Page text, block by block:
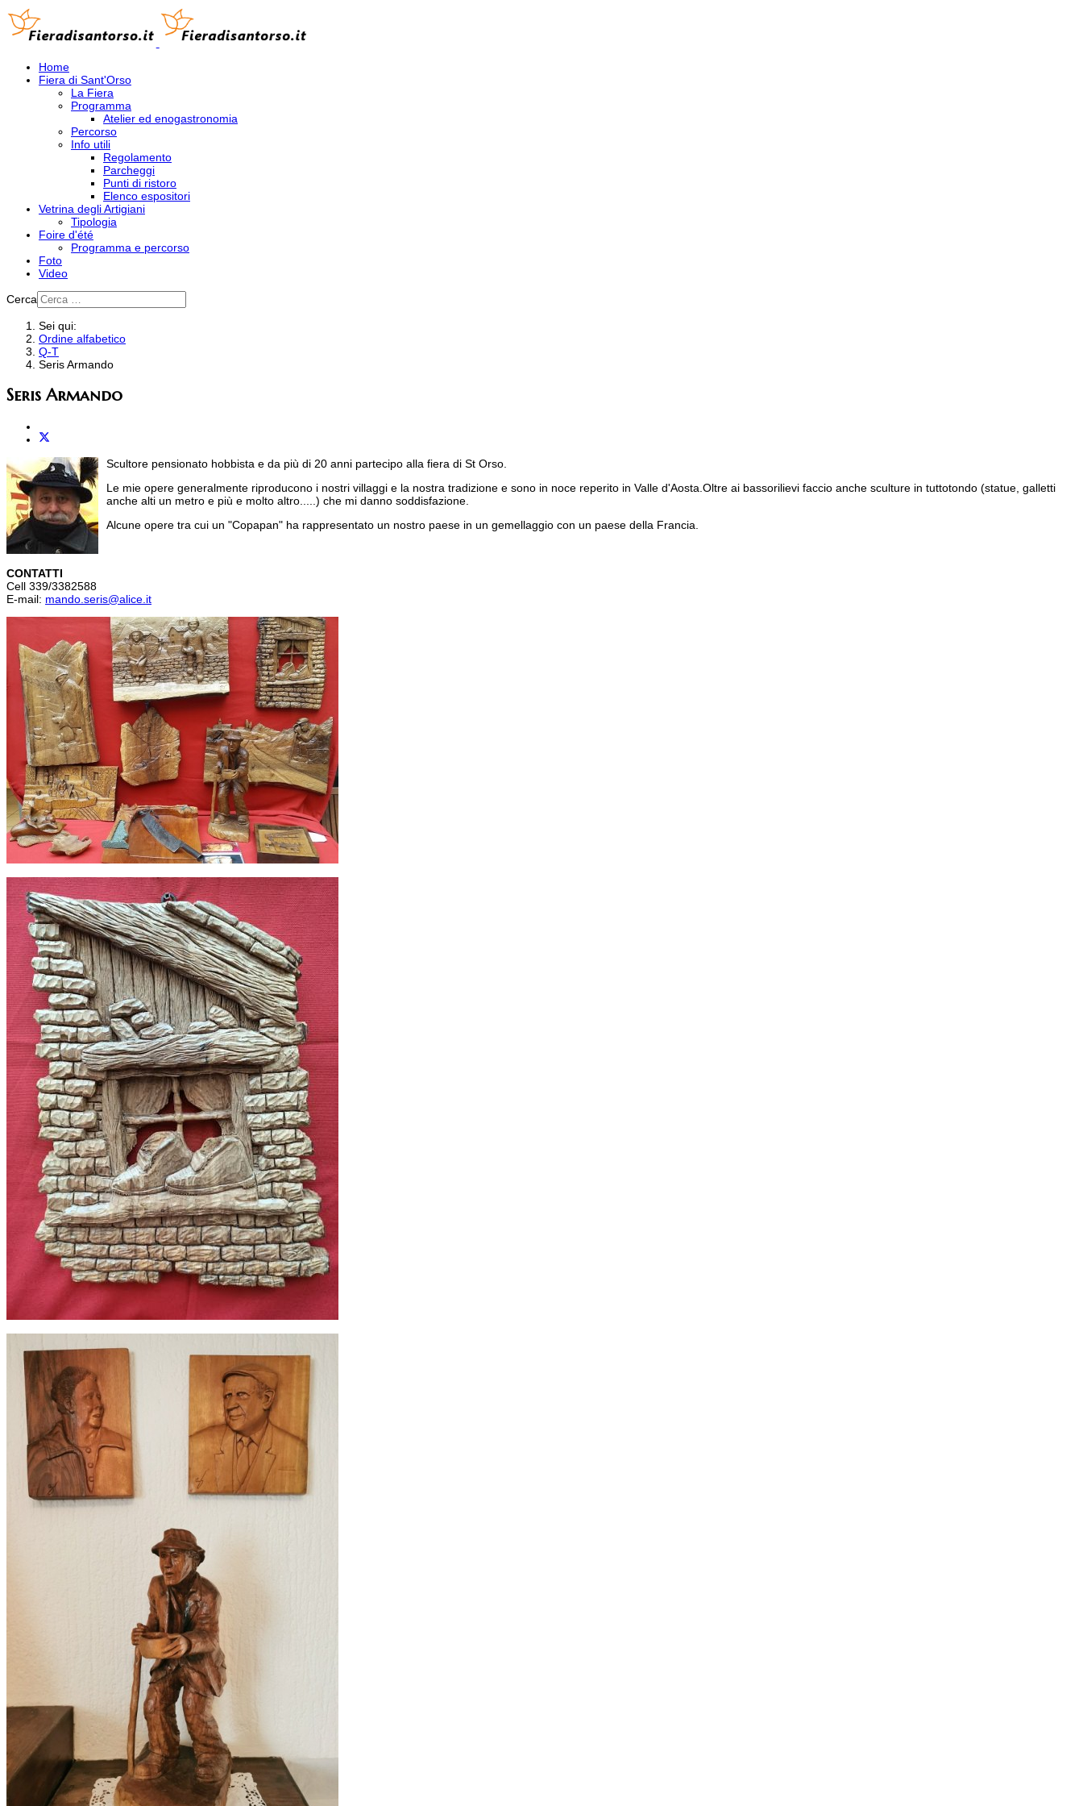
Home
Fiera di Sant'Orso
La Fiera
Programma
Atelier ed enogastronomia
Percorso
Info utili
Regolamento
Parcheggi
Punti di ristoro
Elenco espositori
Vetrina degli Artigiani
Tipologia
Foire d'été
Programma e percorso
Foto
Video
Cerca
Sei qui:
Ordine alfabetico
Q-T
Seris Armando
Seris Armando
Scultore pensionato hobbista e da più di 20 anni partecipo alla fiera di St Orso.
Le mie opere generalmente riproducono i nostri villaggi e la nostra tradizione e sono in noce reperito in Valle d'Aosta.Oltre ai bassorilievi faccio anche sculture in tuttotondo (statue, galletti
anche alti un metro e più e molto altro.....) che mi danno soddisfazione.
Alcune opere tra cui un "Copapan" ha rappresentato un nostro paese in un gemellaggio con un paese della Francia.
CONTATTI
Cell 339/3382588
E-mail: mando.seris@alice.it